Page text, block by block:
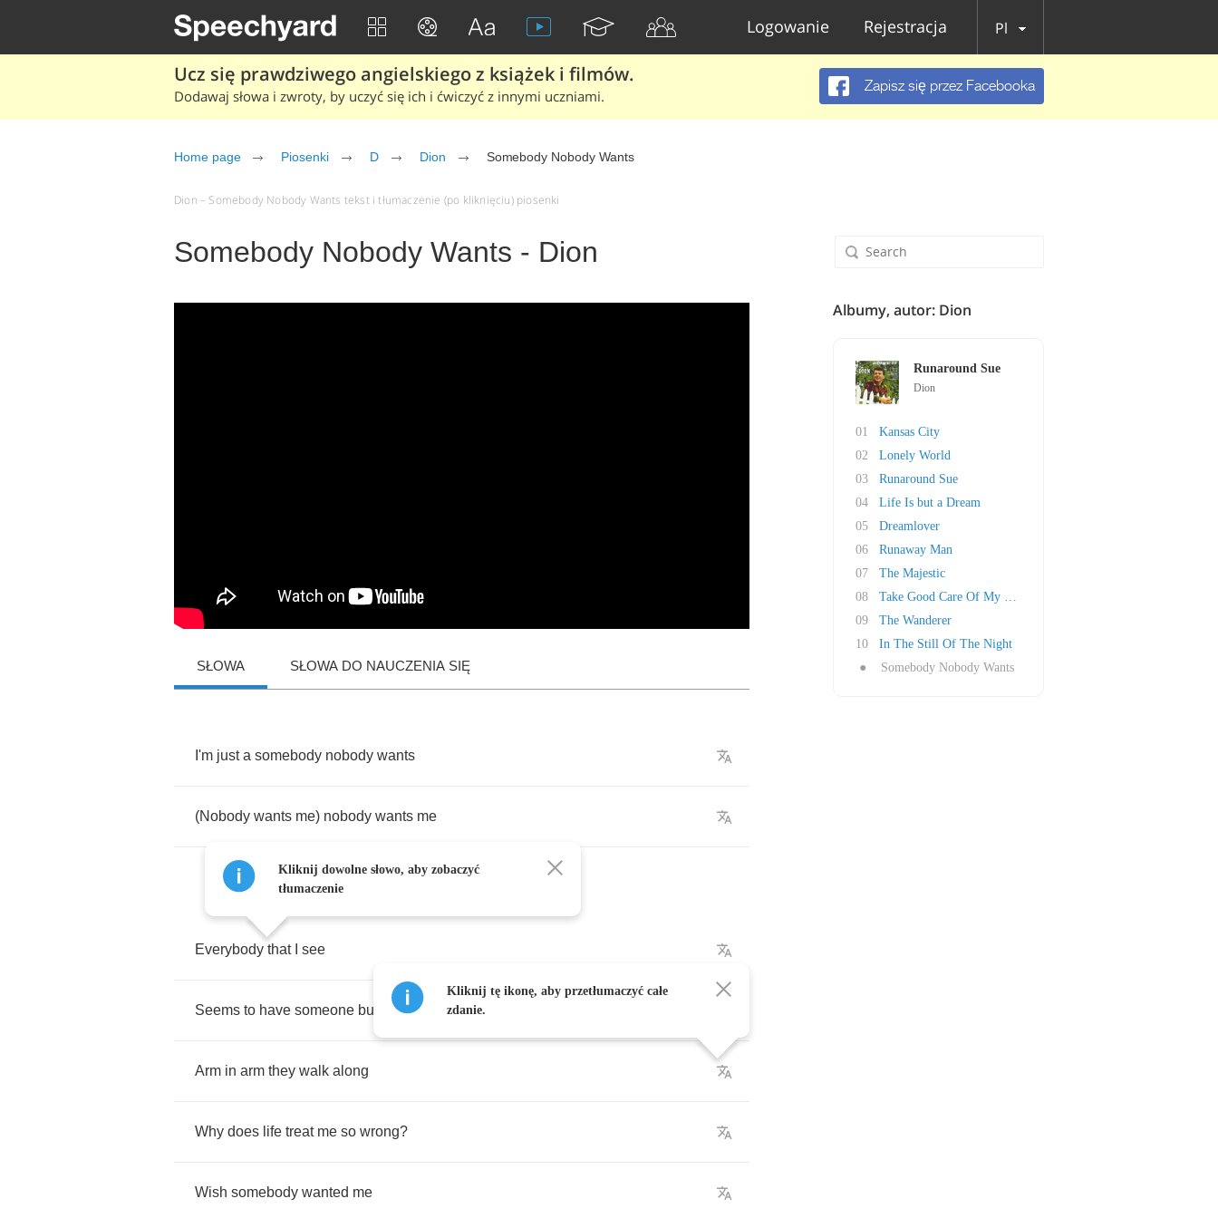
Logowanie Rejestracja Pl
Ucz się prawdziwego angielskiego z książek i filmów.
Dodawaj słowa i zwroty, by uczyć się ich i ćwiczyć z innymi uczniami.
Zapisz się przez Facebooka
Home page Piosenki D Dion Somebody Nobody Wants
Dion – Somebody Nobody Wants tekst i tłumaczenie (po kliknięciu) piosenki
Somebody Nobody Wants - Dion
SŁOWA SŁOWA DO NAUCZENIA SIĘ
I'm just a somebody nobody wants
(Nobody wants me) nobody wants me
Everybody that see
Seems to have someone but me
Arm in arm they walk along
Why does life treat me so wrong?
Wish somebody wanted me
Kliknij dowolne słowo, aby zobaczyć
tłumaczenie
Kliknij tę ikonę, aby przetłumaczyć całe
zdanie.
Albumy, autor: Dion
Runaround Sue
Dion
01
Kansas City
02
Lonely World
03
Runaround Sue
04
Life Is but a Dream
05
Dreamlover
06
Runaway Man
07
The Majestic
08
Take Good Care Of My Baby
09
The Wanderer
10
In The Still Of The Night
●
Somebody Nobody Wants